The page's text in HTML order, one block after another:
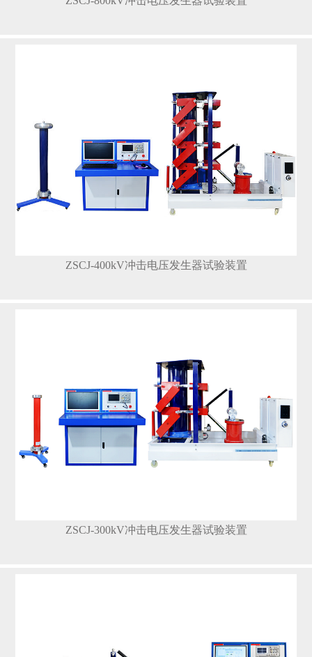
ZSCJ-400kV冲击电压发生器试验装置
ZSCJ-300kV冲击电压发生器试验装置